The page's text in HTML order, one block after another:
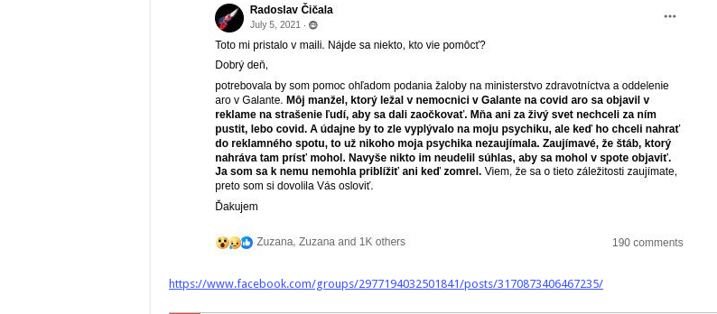
https://www.facebook.com/groups/2977194032501841/posts/3170873406467235/